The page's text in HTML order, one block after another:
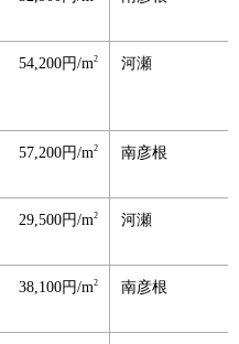
54,200円/m2 河瀬
57,200円/m2 南彦根
29,500円/m2 河瀬
38,100円/m2 南彦根